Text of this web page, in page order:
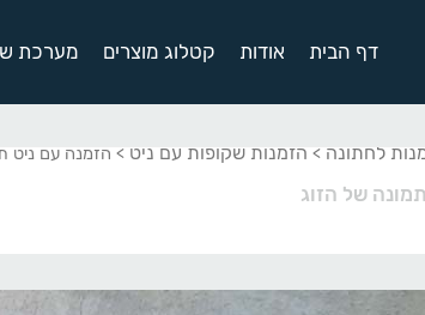
דף הבית אודות קטלוג מוצרים מערכת
לחתונה > הזמנות שקופות עם ניט > הזמנה עם ניט
של הזוג